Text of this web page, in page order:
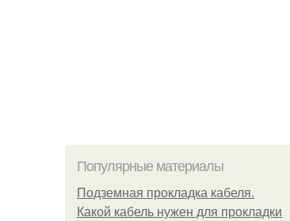
Популярные материалы
Подземная прокладка кабеля.
Какой кабель нужен для прокладки